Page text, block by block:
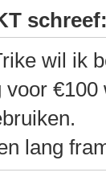
wil ik
voor
lang